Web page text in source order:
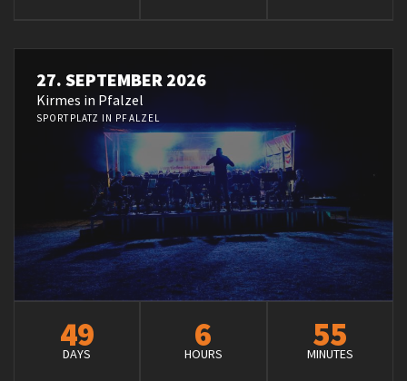
27. SEPTEMBER 2026
Kirmes in Pfalzel
SPORTPLATZ IN PFALZEL
49
DAYS 6
HOURS 55
MINUTES